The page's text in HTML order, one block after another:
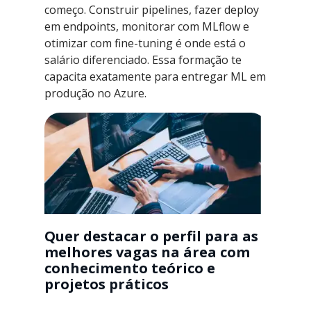
começo. Construir pipelines, fazer deploy
em endpoints, monitorar com MLflow e
otimizar com fine-tuning é onde está o
salário diferenciado. Essa formação te
capacita exatamente para entregar ML em
produção no Azure.
Quer destacar o perfil para as
melhores vagas na área com
conhecimento teórico e
projetos práticos